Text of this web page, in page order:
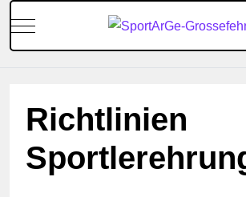
Mobile Menu Toggle
Richtlinien